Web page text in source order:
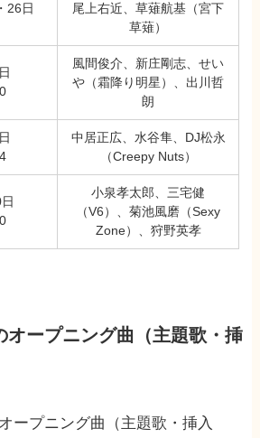
26日
尾上右近、草薙航基（宮下
草薙）
風間俊介、新庄剛志、せい
や（霜降り明星）、出川哲
朗
中居正広、水谷隼、DJ松永
（Creepy Nuts）
小泉孝太郎、三宅健
（V6）、菊池風磨（Sexy
Zone）、狩野英孝
オープニング曲（主題歌・挿
ープニング曲（主題歌・挿入